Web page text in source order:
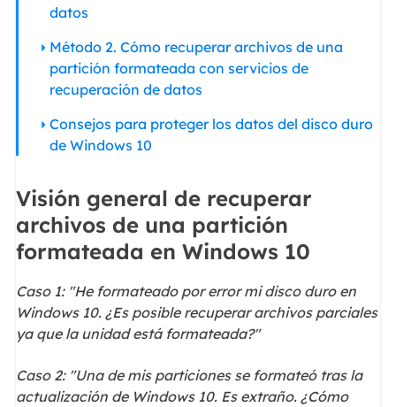
datos
Método 2. Cómo recuperar archivos de una
partición formateada con servicios de
recuperación de datos
Consejos para proteger los datos del disco duro
de Windows 10
Visión general de recuperar
archivos de una partición
formateada en Windows 10
Caso 1: "He formateado por error mi disco duro en
Windows 10. ¿Es posible recuperar archivos parciales
ya que la unidad está formateada?"
Caso 2: "Una de mis particiones se formateó tras la
actualización de Windows 10. Es extraño. ¿Cómo